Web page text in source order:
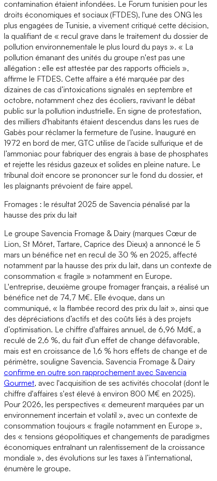
contamination étaient infondées. Le Forum tunisien pour les
droits économiques et sociaux (FTDES), l'une des ONG les
plus engagées de Tunisie, a vivement critiqué cette décision,
la qualifiant de « recul grave dans le traitement du dossier de
pollution environnementale le plus lourd du pays ». « La
pollution émanant des unités du groupe n'est pas une
allégation : elle est attestée par des rapports officiels »,
affirme le FTDES. Cette affaire a été marquée par des
dizaines de cas d’intoxications signalés en septembre et
octobre, notamment chez des écoliers, ravivant le débat
public sur la pollution industrielle. En signe de protestation,
des milliers d'habitants étaient descendus dans les rues de
Gabès pour réclamer la fermeture de l'usine. Inauguré en
1972 en bord de mer, GTC utilise de l’acide sulfurique et de
l’ammoniac pour fabriquer des engrais à base de phosphates
et rejette les résidus gazeux et solides en pleine nature. Le
tribunal doit encore se prononcer sur le fond du dossier, et
les plaignants prévoient de faire appel.
Fromages : le résultat 2025 de Savencia pénalisé par la
hausse des prix du lait
Le groupe Savencia Fromage & Dairy (marques Cœur de
Lion, St Môret, Tartare, Caprice des Dieux) a annoncé le 5
mars un bénéfice net en recul de 30 % en 2025, affecté
notamment par la hausse des prix du lait, dans un contexte de
consommation « fragile » notamment en Europe.
L'entreprise, deuxième groupe fromager français, a réalisé un
bénéfice net de 74,7 M€. Elle évoque, dans un
communiqué, « la flambée record des prix du lait », ainsi que
des dépréciations d’actifs et des coûts liés à des projets
d’optimisation. Le chiffre d'affaires annuel, de 6,96 Md€, a
reculé de 2,6 %, du fait d'un effet de change défavorable,
mais est en croissance de 1,6 % hors effets de change et de
périmètre, souligne Savencia. Savencia Fromage & Dairy
confirme en outre son rapprochement avec Savencia
Gourmet, avec l'acquisition de ses activités chocolat (dont le
chiffre d'affaires s'est élevé à environ 800 M€ en 2025).
Pour 2026, les perspectives « demeurent marquées par un
environnement incertain et volatil », avec un contexte de
consommation toujours « fragile notamment en Europe »,
des « tensions géopolitiques et changements de paradigmes
économiques entraînant un ralentissement de la croissance
mondiale », des évolutions sur les taxes à l’international,
énumère le groupe.